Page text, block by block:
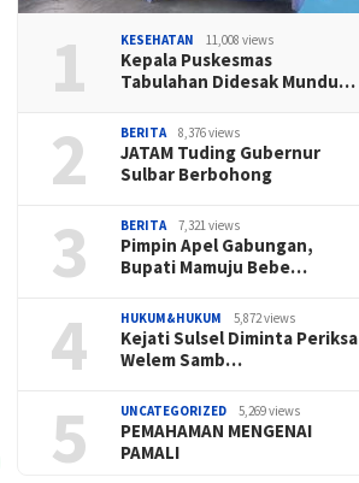
1 KESEHATAN 11,008 views
Kepala Puskesmas
Tabulahan Didesak Mundu…
2 BERITA 8,376 views
JATAM Tuding Gubernur
Sulbar Berbohong
3 BERITA 7,321 views
Pimpin Apel Gabungan,
Bupati Mamuju Bebe…
4 HUKUM&HUKUM 5,872 views
Kejati Sulsel Diminta Periksa
Welem Samb…
5 UNCATEGORIZED 5,269 views
PEMAHAMAN MENGENAI
PAMALI